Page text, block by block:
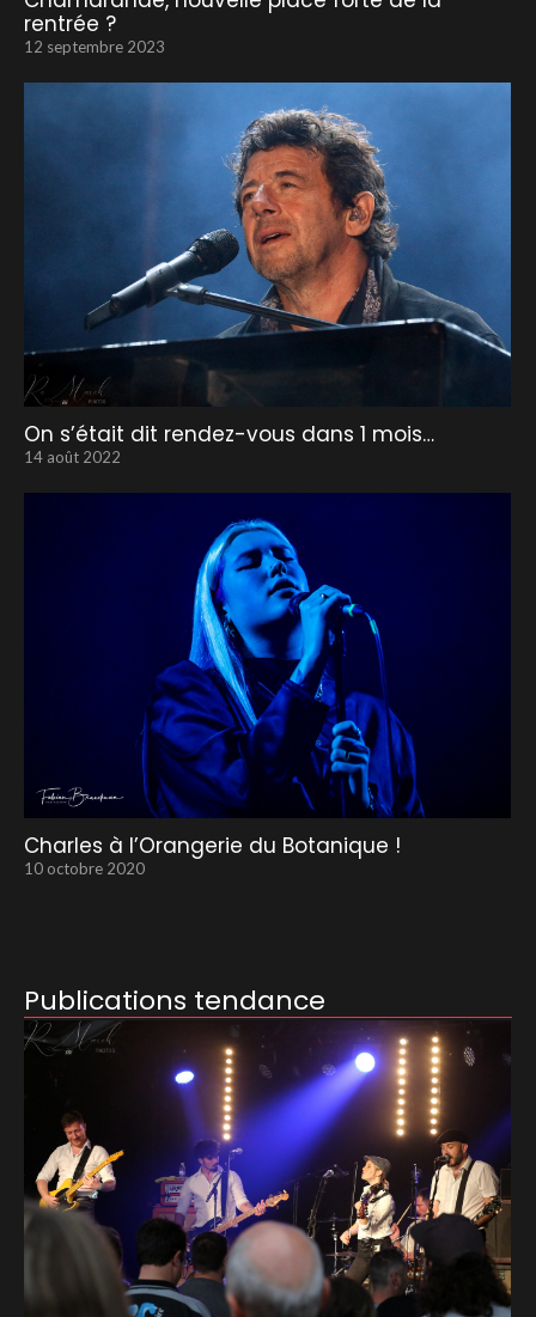
rentrée ?
12 septembre 2023
On s’était dit rendez-vous dans 1 mois…
14 août 2022
Charles à l’Orangerie du Botanique !
10 octobre 2020
Publications tendance